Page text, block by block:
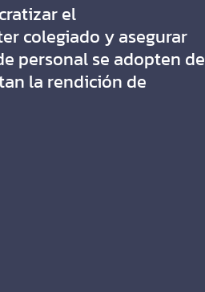
el
colegiado y asegurar
personal se adopten de
la rendición de